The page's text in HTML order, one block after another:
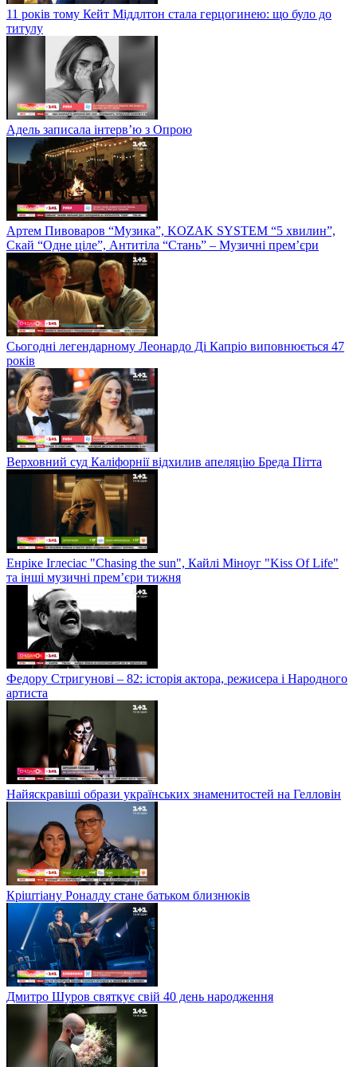
11 років тому Кейт Міддлтон стала герцогинею: що було до
титулу
Адель записала інтерв’ю з Опрою
Артем Пивоваров “Музика”, KOZAK SYSTEM “5 хвилин”,
Скай “Одне ціле”, Антитіла “Стань” – Музичні прем’єри
Сьогодні легендарному Леонардо Ді Капріо виповнюється 47
років
Верховний суд Каліфорнії відхилив апеляцію Бреда Пітта
Енріке Іглесіас "Chasing the sun", Кайлі Міноуг "Kiss Of Life"
та інші музичні прем’єри тижня
Федору Стригунові – 82: історія актора, режисера і Народного
артиста
Найяскравіші образи українських знаменитостей на Гелловін
Кріштіану Роналду стане батьком близнюків
Дмитро Шуров святкує свій 40 день народження